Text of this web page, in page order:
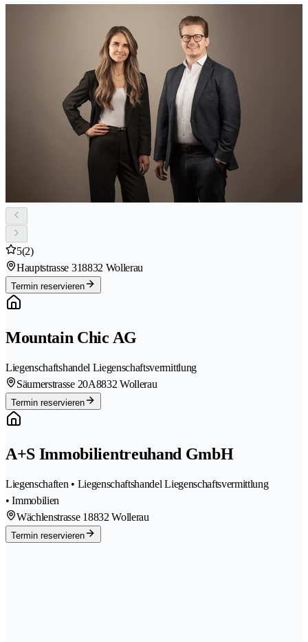
5(2)
Hauptstrasse 318832 Wollerau
Termin reservieren
Mountain Chic AG
Liegenschaftshandel Liegenschaftsvermittlung
Säumerstrasse 20A8832 Wollerau
Termin reservieren
A+S Immobilientreuhand GmbH
Liegenschaften • Liegenschaftshandel Liegenschaftsvermittlung
• Immobilien
Wächlenstrasse 18832 Wollerau
Termin reservieren